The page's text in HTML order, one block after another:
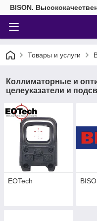
BISON.
Товары и услуги
Коллиматорные и
целеуказатели и
EOTech